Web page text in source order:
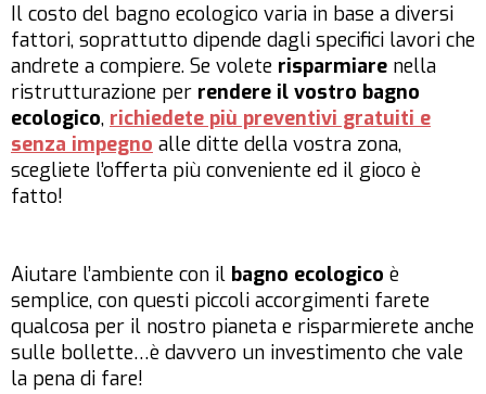
Il costo del bagno ecologico varia in base a diversi
fattori, soprattutto dipende dagli specifici lavori che
andrete a compiere. Se volete risparmiare nella
ristrutturazione per rendere il vostro bagno
ecologico, richiedete più preventivi gratuiti e
senza impegno alle ditte della vostra zona,
scegliete l’offerta più conveniente ed il gioco è
fatto!
Aiutare l’ambiente con il bagno ecologico è
semplice, con questi piccoli accorgimenti farete
qualcosa per il nostro pianeta e risparmierete anche
sulle bollette…è davvero un investimento che vale
la pena di fare!